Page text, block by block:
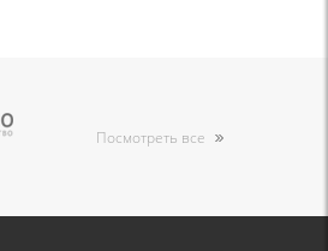
Посмотреть все